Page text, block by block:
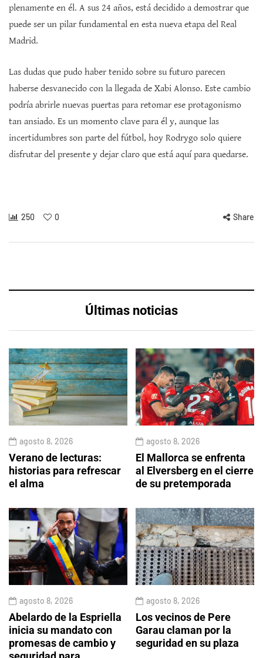
plenamente en él. A sus 24 años, está decidido a demostrar que
puede ser un pilar fundamental en esta nueva etapa del Real
Madrid.
Las dudas que pudo haber tenido sobre su futuro parecen
haberse desvanecido con la llegada de Xabi Alonso. Este cambio
podría abrirle nuevas puertas para retomar ese protagonismo
tan ansiado. Es un momento clave para él y, aunque las
incertidumbres son parte del fútbol, hoy Rodrygo solo quiere
disfrutar del presente y dejar claro que está aquí para quedarse.
250 0 Share
Últimas noticias
agosto 8, 2026
Verano de lecturas:
historias para refrescar
el alma
agosto 8, 2026
El Mallorca se enfrenta
al Elversberg en el cierre
de su pretemporada
agosto 8, 2026
Abelardo de la Espriella
inicia su mandato con
promesas de cambio y
agosto 8, 2026
Los vecinos de Pere
Garau claman por la
seguridad en su plaza